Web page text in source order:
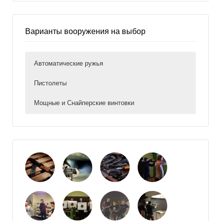
Варианты вооружения на выбор
Автоматические ружья
Пистолеты
Мощные и Снайперские винтовки